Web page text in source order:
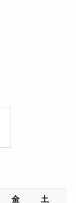
金 土